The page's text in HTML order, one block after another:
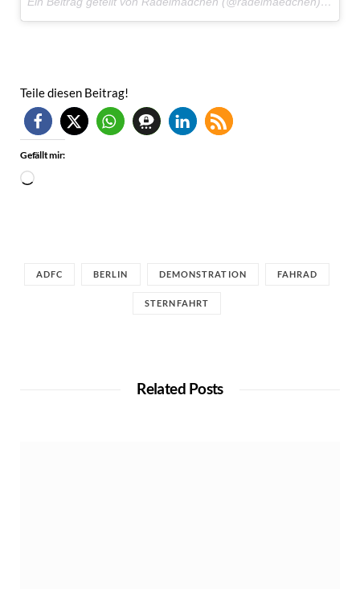
Teile diesen Beitrag!
Gefällt mir:
Wird
ADFC BERLIN DEMONSTRATION FAHRAD
STERNFAHRT
Related Posts